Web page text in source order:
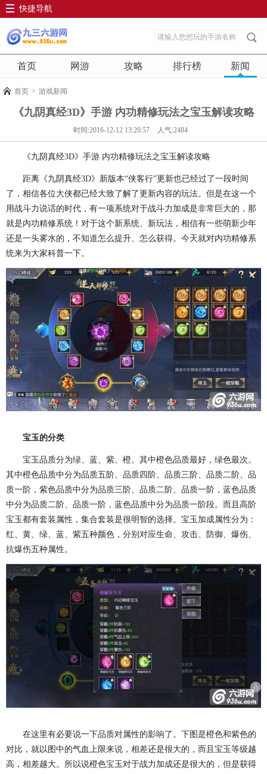
快捷导航
首页 网游 攻略 排行榜 新闻
首页 > 游戏新闻
《九阴真经3D》手游 内功精修玩法之宝玉解读攻略
时间:2016-12-12 13:20:57 人气:2484
《九阴真经3D》手游 内功精修玩法之宝玉解读攻略
距离《九阴真经3D》新版本“侠客行”更新也已经过了一段时间
了，相信各位大侠都已经大致了解了更新内容的玩法。但是在这一个
用战斗力说话的时代，有一项系统对于战斗力加成是非常巨大的，那
就是内功精修系统！对于这个新系统、新玩法，相信有一些萌新少年
还是一头雾水的，不知道怎么提升、怎么获得。今天就对内功精修系
统来为大家科普一下。
宝玉的分类
宝玉品质分为绿、蓝、紫、橙。其中橙色品质最好，绿色最次。
其中橙色品质中分为品质五阶、品质四阶、品质三阶、品质二阶、品
质一阶，紫色品质中分为品质三阶、品质二阶、品质一阶，蓝色品质
中分为品质二阶、品质一阶，蓝色品质中分为品质一阶段。而且高阶
宝玉都有套装属性，集合套装是很明智的选择。宝玉加成属性分为：
红、黄、绿、蓝、紫五种颜色，分别对应生命、攻击、防御、爆伤、
抗爆伤五种属性。
在这里有必要说一下品质对属性的影响了。下图是橙色和紫色的
对比，就以图中的气血上限来说，相差还是很大的，而且宝玉等级越
高，相差越大。所以说橙色宝玉对于战力加成还是很大的，但是获得